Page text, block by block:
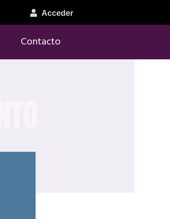
Acceder
Contacto